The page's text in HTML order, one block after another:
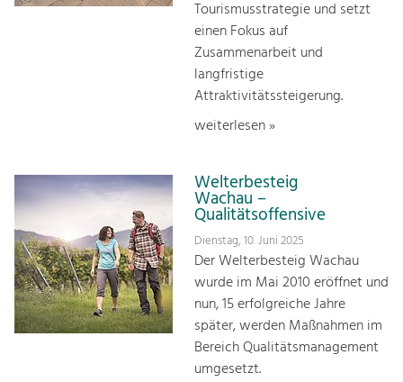
Tourismusstrategie und setzt
einen Fokus auf
Zusammenarbeit und
langfristige
Attraktivitätssteigerung.
weiterlesen »
Welterbesteig
Wachau –
Qualitätsoffensive
Dienstag, 10. Juni 2025
Der Welterbesteig Wachau
wurde im Mai 2010 eröffnet und
nun, 15 erfolgreiche Jahre
später, werden Maßnahmen im
Bereich Qualitätsmanagement
umgesetzt.